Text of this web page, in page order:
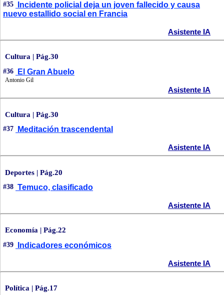
#35
Incidente policial deja un joven fallecido y causa
nuevo estallido social en Francia
Asistente IA
Cultura | Pág.30
#36 El Gran Abuelo
Antonio Gil
Asistente IA
Cultura | Pág.30
#37 Meditación trascendental
Asistente IA
Deportes | Pág.20
#38 Temuco, clasificado
Asistente IA
Economía | Pág.22
#39 Indicadores económicos
Asistente IA
Política | Pág.17